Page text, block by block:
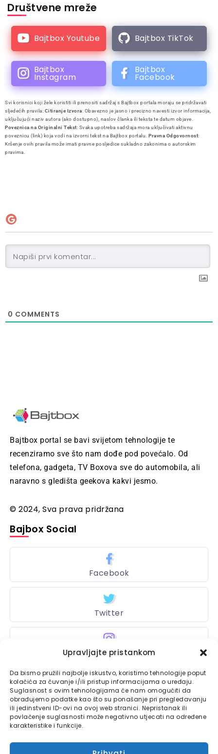
Upravljajte pristankom
Da bismo pružili najbolje iskustvo, koristimo tehnologije poput
kolačića za čuvanje i/ili pristup informacijama o uređaju.
Suglasnost s ovim tehnologijama će nam omogućiti da
obrađujemo podatke kao što su ponašanje pri pregledavanju
ili jedinstveni ID-ovi na ovoj web stranici. Nepristanak ili
povlačenje suglasnosti može negativno utjecati na određene
karakteristike i funkcije.
Društvene mreže
Bajtbox Youtube Bajtbox TikTok
Bajtbox
Instagram
Bajtbox
Facebook
Svi korisnici koji žele koristiti ili prenositi sadržaj s Bajtbox portala moraju se pridržavati
sljedećih pravila: Citiranje Izvora: Obavezno je jasno i precizno navesti izvor informacija,
uključujući naziv autora (ako dostupno), naslov članka ili teksta te datum objave.
Poveznica na Originalni Tekst: Svaka upotreba sadržaja mora uključivati aktivnu
poveznicu (link) koja vodi na izvorni tekst na Bajtbox portalu. Pravna Odgovornost:
Kršenje ovih pravila može imati pravne posljedice sukladno zakonima o autorskim
pravima.
0 COMMENTS
Bajtbox portal se bavi svijetom tehnologije te
recenziramo sve što nam dođe pod povećalo. Od
telefona, gadgeta, TV Boxova sve do automobila, ali
naravno s gledišta geekova kakvi jesmo.
© 2024, Sva prava pridržana
Bajbox Social
Facebook
Twitter
Instagram
Bajtbox
Linkovi
Kontaktirajte nas
Bajtbox koristi
usluge.